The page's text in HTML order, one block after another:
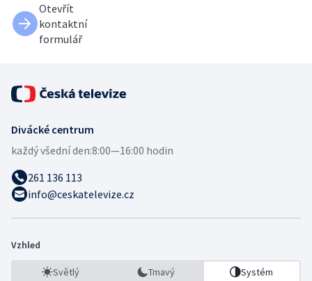
Otevřít
kontaktní
formulář
Divácké centrum
každý všední den:8:00—16:00 hodin
261 136 113
info@ceskatelevize.cz
Vzhled
Světlý Tmavý Systém